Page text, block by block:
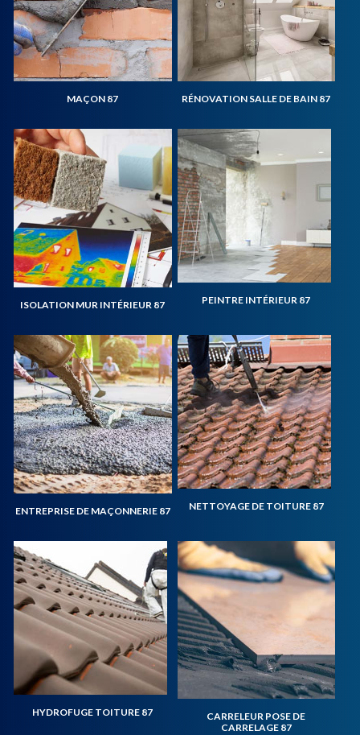
MAÇON 87 RÉNOVATION SALLE DE BAIN 87
ISOLATION MUR INTÉRIEUR 87 PEINTRE INTÉRIEUR 87
ENTREPRISE DE MAÇONNERIE 87 NETTOYAGE DE TOITURE 87
HYDROFUGE TOITURE 87
CARRELEUR POSE DE
CARRELAGE 87